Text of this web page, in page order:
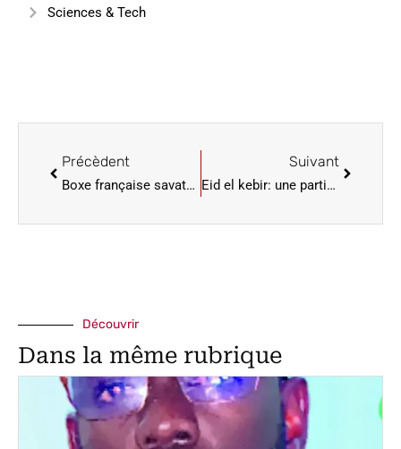
Sciences & Tech
Précèdent
Boxe française savate: 6es championnats d’Afrique de Dakar
Suivant
Eid el kebir: une partie des musulans sénégalais a fait sa prière
Découvrir
Dans la même rubrique